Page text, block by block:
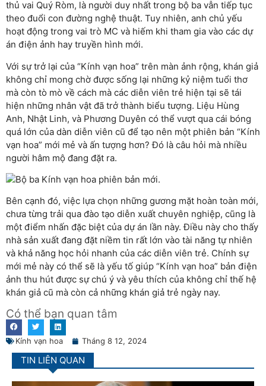
thủ vai Quý Ròm, là người duy nhất trong bộ ba vẫn tiếp tục
theo đuổi con đường nghệ thuật. Tuy nhiên, anh chủ yếu
hoạt động trong vai trò MC và hiếm khi tham gia vào các dự
án điện ảnh hay truyền hình mới.
Với sự trở lại của “Kính vạn hoa” trên màn ảnh rộng, khán giả
không chỉ mong chờ được sống lại những kỷ niệm tuổi thơ
mà còn tò mò về cách mà các diễn viên trẻ hiện tại sẽ tái
hiện những nhân vật đã trở thành biểu tượng. Liệu Hùng
Anh, Nhật Linh, và Phương Duyên có thể vượt qua cái bóng
quá lớn của dàn diễn viên cũ để tạo nên một phiên bản “Kính
vạn hoa” mới mẻ và ấn tượng hơn? Đó là câu hỏi mà nhiều
người hâm mộ đang đặt ra.
Bên cạnh đó, việc lựa chọn những gương mặt hoàn toàn mới,
chưa từng trải qua đào tạo diễn xuất chuyên nghiệp, cũng là
một điểm nhấn đặc biệt của dự án lần này. Điều này cho thấy
nhà sản xuất đang đặt niềm tin rất lớn vào tài năng tự nhiên
và khả năng học hỏi nhanh của các diễn viên trẻ. Chính sự
mới mẻ này có thể sẽ là yếu tố giúp “Kính vạn hoa” bản điện
ảnh thu hút được sự chú ý và yêu thích của không chỉ thế hệ
khán giả cũ mà còn cả những khán giả trẻ ngày nay.
Có thể bạn quan tâm
Kính vạn hoa Tháng 8 12, 2024
TIN LIÊN QUAN